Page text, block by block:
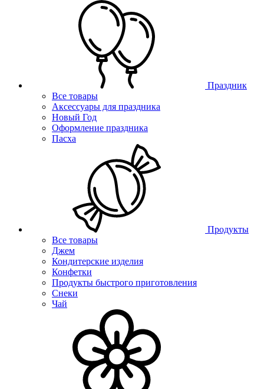
Праздник
Все товары
Аксессуары для праздника
Новый Год
Оформление праздника
Пасха
Продукты
Все товары
Джем
Кондитерские изделия
Конфетки
Продукты быстрого приготовления
Снеки
Чай